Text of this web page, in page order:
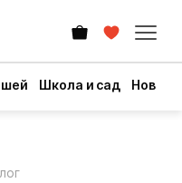
Школа и сад Новый